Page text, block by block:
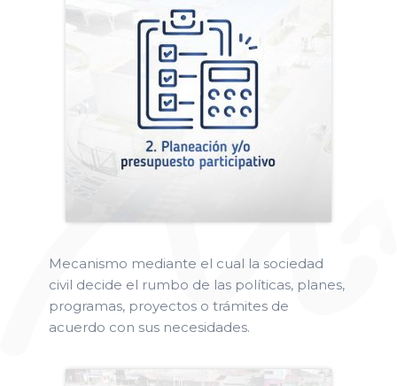
Mecanismo mediante el cual la sociedad
civil decide el rumbo de las políticas, planes,
programas, proyectos o trámites de
acuerdo con sus necesidades.